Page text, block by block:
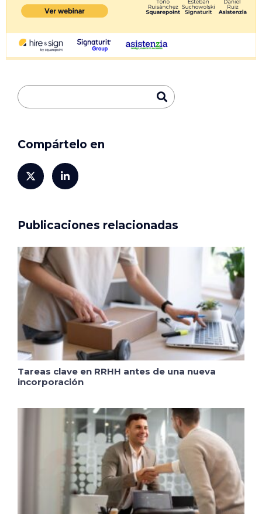
Compártelo en
Publicaciones relacionadas
Tareas clave en RRHH antes de una nueva
incorporación